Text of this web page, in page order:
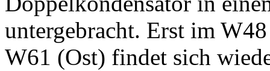
untergebracht. Erst im
W61 (Ost) findet sich